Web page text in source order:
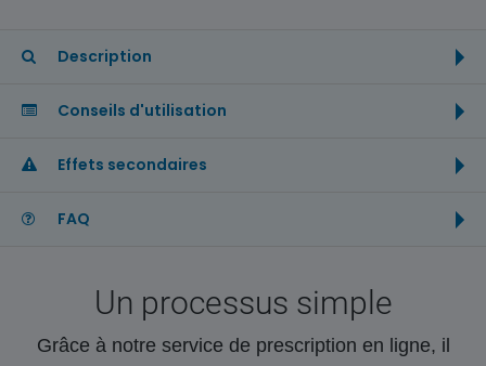
Description
Conseils d'utilisation
Effets secondaires
FAQ
Un processus simple
Grâce à notre service de prescription en ligne, il